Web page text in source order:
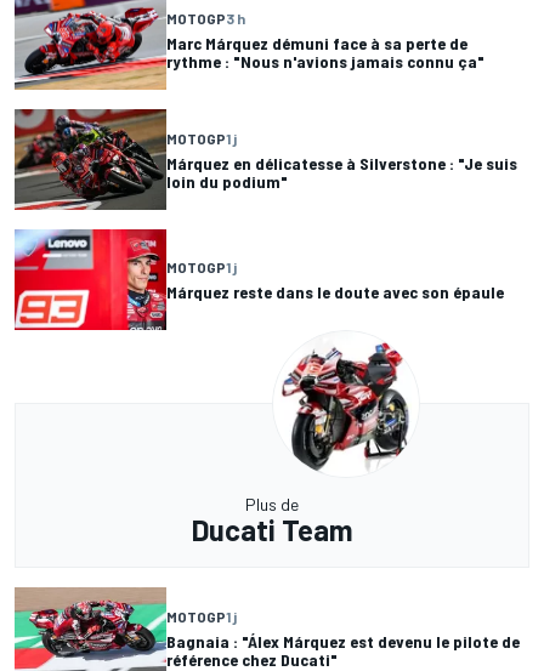
MOTOGP3 h
Marc Márquez démuni face à sa perte de
rythme : "Nous n'avions jamais connu ça"
MOTOGP1 j
Márquez en délicatesse à Silverstone : "Je suis
loin du podium"
MOTOGP1 j
Márquez reste dans le doute avec son épaule
Plus de
Ducati Team
MOTOGP1 j
Bagnaia : "Álex Márquez est devenu le pilote de
référence chez Ducati"